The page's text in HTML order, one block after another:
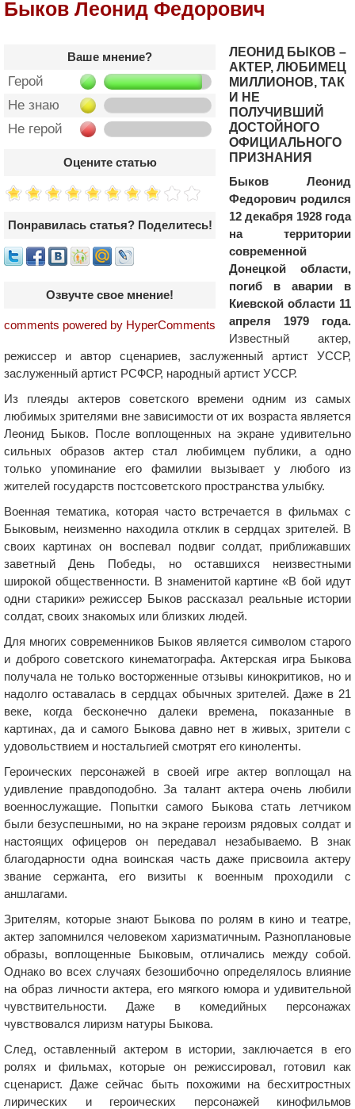
Быков Леонид Федорович
Ваше мнение?
Герой
Не знаю
Не герой
Оцените статью
Понравилась статья? Поделитесь!
Озвучте свое мнение!
comments powered by HyperComments
ЛЕОНИД БЫКОВ –
АКТЕР, ЛЮБИМЕЦ
МИЛЛИОНОВ, ТАК
И НЕ
ПОЛУЧИВШИЙ
ДОСТОЙНОГО
ОФИЦИАЛЬНОГО
ПРИЗНАНИЯ
Быков Леонид
Федорович родился
12 декабря 1928 года
на территории
современной
Донецкой области,
погиб в аварии в
Киевской области 11
апреля 1979 года.
Известный актер,
режиссер и автор сценариев, заслуженный артист УССР,
заслуженный артист РСФСР, народный артист УССР.
Из плеяды актеров советского времени одним из самых
любимых зрителями вне зависимости от их возраста является
Леонид Быков. После воплощенных на экране удивительно
сильных образов актер стал любимцем публики, а одно
только упоминание его фамилии вызывает у любого из
жителей государств постсоветского пространства улыбку.
Военная тематика, которая часто встречается в фильмах с
Быковым, неизменно находила отклик в сердцах зрителей. В
своих картинах он воспевал подвиг солдат, приближавших
заветный День Победы, но оставшихся неизвестными
широкой общественности. В знаменитой картине «В бой идут
одни старики» режиссер Быков рассказал реальные истории
солдат, своих знакомых или близких людей.
Для многих современников Быков является символом старого
и доброго советского кинематографа. Актерская игра Быкова
получала не только восторженные отзывы кинокритиков, но и
надолго оставалась в сердцах обычных зрителей. Даже в 21
веке, когда бесконечно далеки времена, показанные в
картинах, да и самого Быкова давно нет в живых, зрители с
удовольствием и ностальгией смотрят его киноленты.
Героических персонажей в своей игре актер воплощал на
удивление правдоподобно. За талант актера очень любили
военнослужащие. Попытки самого Быкова стать летчиком
были безуспешными, но на экране героизм рядовых солдат и
настоящих офицеров он передавал незабываемо. В знак
благодарности одна воинская часть даже присвоила актеру
звание сержанта, его визиты к военным проходили с
аншлагами.
Зрителям, которые знают Быкова по ролям в кино и театре,
актер запомнился человеком харизматичным. Разноплановые
образы, воплощенные Быковым, отличались между собой.
Однако во всех случаях безошибочно определялось влияние
на образ личности актера, его мягкого юмора и удивительной
чувствительности. Даже в комедийных персонажах
чувствовался лиризм натуры Быкова.
След, оставленный актером в истории, заключается в его
ролях и фильмах, которые он режиссировал, готовил как
сценарист. Даже сейчас быть похожими на бесхитростных
лирических и героических персонажей кинофильмов